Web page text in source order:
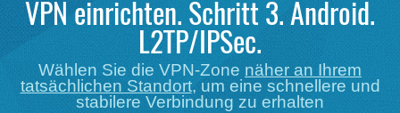
VPN einrichten. Schritt 3. Android.
L2TP/IPSec.
Wählen Sie die VPN-Zone näher an Ihrem
tatsächlichen Standort, um eine schnellere und
stabilere Verbindung zu erhalten